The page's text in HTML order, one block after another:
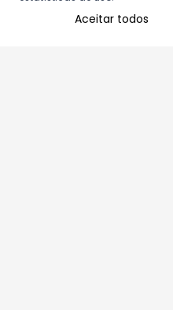
Aceitar todos